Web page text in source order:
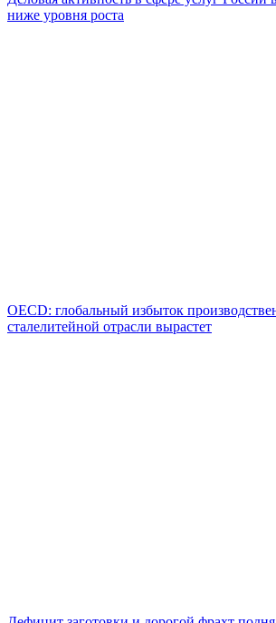
ниже уровня роста
OECD: глобальный избыток
сталелитейной отрасли вырастет